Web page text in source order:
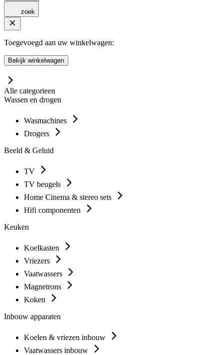
zoek
Toegevoegd aan uw winkelwagen:
Bekijk winkelwagen
Alle categorieen
Wassen en drogen
Wasmachines
Drogers
Beeld & Geluid
TV
TV beugels
Home Cinema & stereo sets
Hifi componenten
Keuken
Koelkasten
Vriezers
Vaatwassers
Magnetrons
Koken
Inbouw apparaten
Koelen & vriezen inbouw
Vaatwassers inbouw